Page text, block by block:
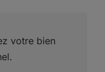
votre bien